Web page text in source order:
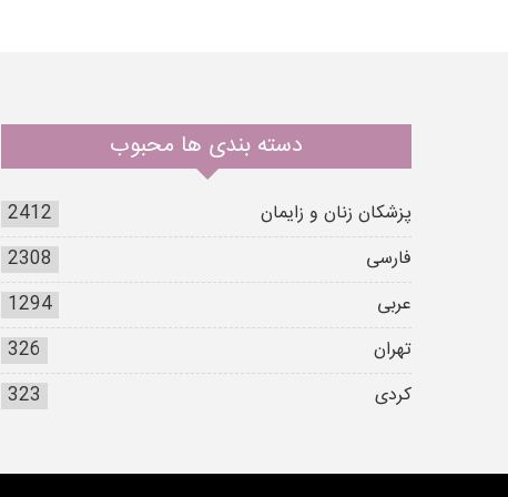
دسته بندی ها محبوب
پزشکان زنان و زایمان
2412
فارسی
2308
عربی
1294
تهران
326
کردی
323